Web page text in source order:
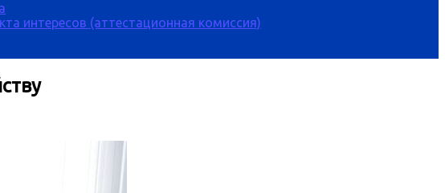
интересов (аттестационная комиссия)